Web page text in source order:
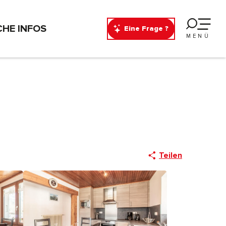
Eine Frage ?
MENÜ
INFOS
Teilen